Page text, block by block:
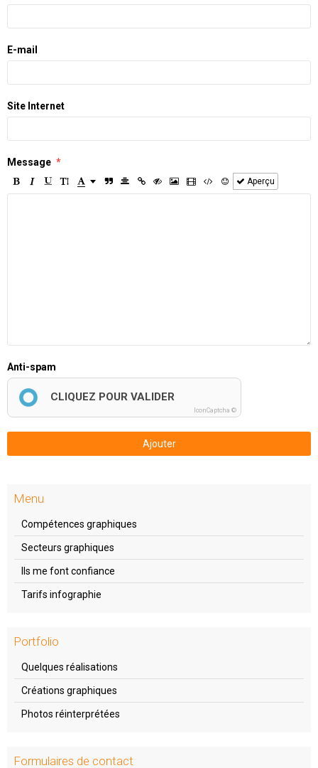
E-mail
Site Internet
Message
Aperçu
Anti-spam
CLIQUEZ POUR VALIDER
IconCaptcha ©
Ajouter
Menu
Compétences graphiques
Secteurs graphiques
Ils me font confiance
Tarifs infographie
Portfolio
Quelques réalisations
Créations graphiques
Photos réinterprétées
Formulaires de contact